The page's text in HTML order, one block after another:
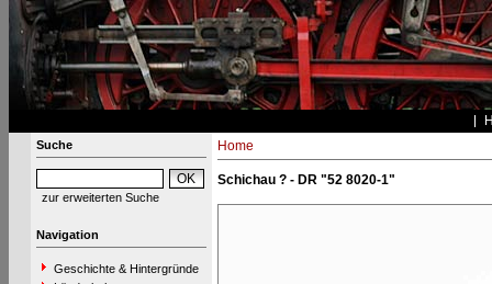
Suche
zur erweiterten Suche
Navigation
Geschichte & Hintergründe
Home
Schichau ? - DR "52 8020-1"